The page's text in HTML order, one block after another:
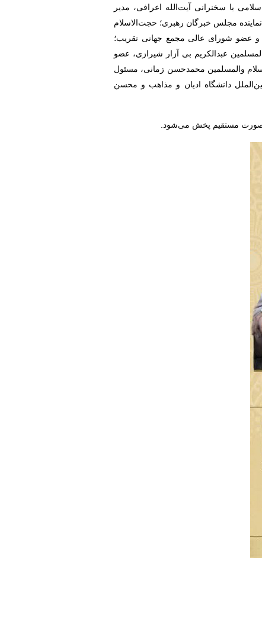
با سخنرانی آیت‌الله اعرافی، مدیر
مجلس خبرگان رهبری؛ حجت‌الاسلام
و عضو شورای عالی مجمع جهانی تقریب؛
عبدالکریم بی آزار شیرازی، عضو
والمسلمین محمدحسن زمانی، مسئول
دانشگاه ادیان و مذاهب و محسن